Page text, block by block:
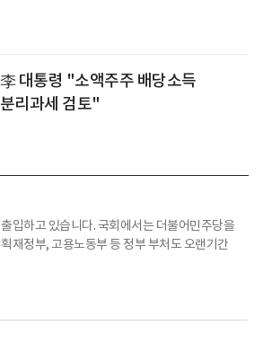
李 대통령 "소액주주 배당소득
분리과세 검토"
입하고 있습니다. 국회에서는 더불어민주당을
재정부, 고용노동부 등 정부 부처도 오랜기간